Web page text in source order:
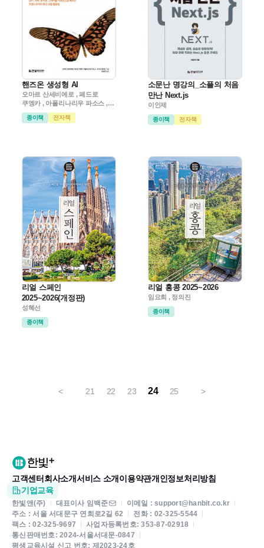
핸즈온 생성형 AI
오마르 산세비에로 , 페드로
쿠엥카 , 아폴리나리우 파소스 ,
조나단 휘태커
종이책 전자책
소문난 명강의_소플의 처음
만난 Next.js
이인제
종이책 전자책
리얼 스페인
2025~2026(개정판)
성혜선
종이책
리얼 홍콩 2025~2026
임요희 , 정의진
종이책
< 21 22 23 24 25 >
고객센터 회사소개서비스 소개 이용약관개인정보처리방침
기업교육
한빛앤(주) 대표이사 임백준
이메일 : support@hanbit.co.kr
주소 : 서울 서대문구 연희로2길 62
전화 : 02-325-5544
팩스 : 02-325-9697
사업자등록번호: 353-87-02918
통신판매번호: 2024-서울서대문-0847
평생교육시설 신고 번호: 제2023-24호